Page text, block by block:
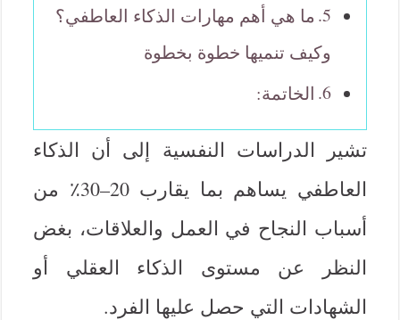
ما هي أهم مهارات الذكاء العاطفي؟
وكيف تنميها خطوة بخطوة
الخاتمة:
تشير الدراسات النفسية إلى أن الذكاء
العاطفي يساهم بما يقارب 20–30٪ من
أسباب النجاح في العمل والعلاقات، بغض
النظر عن مستوى الذكاء العقلي أو
الشهادات التي حصل عليها الفرد.